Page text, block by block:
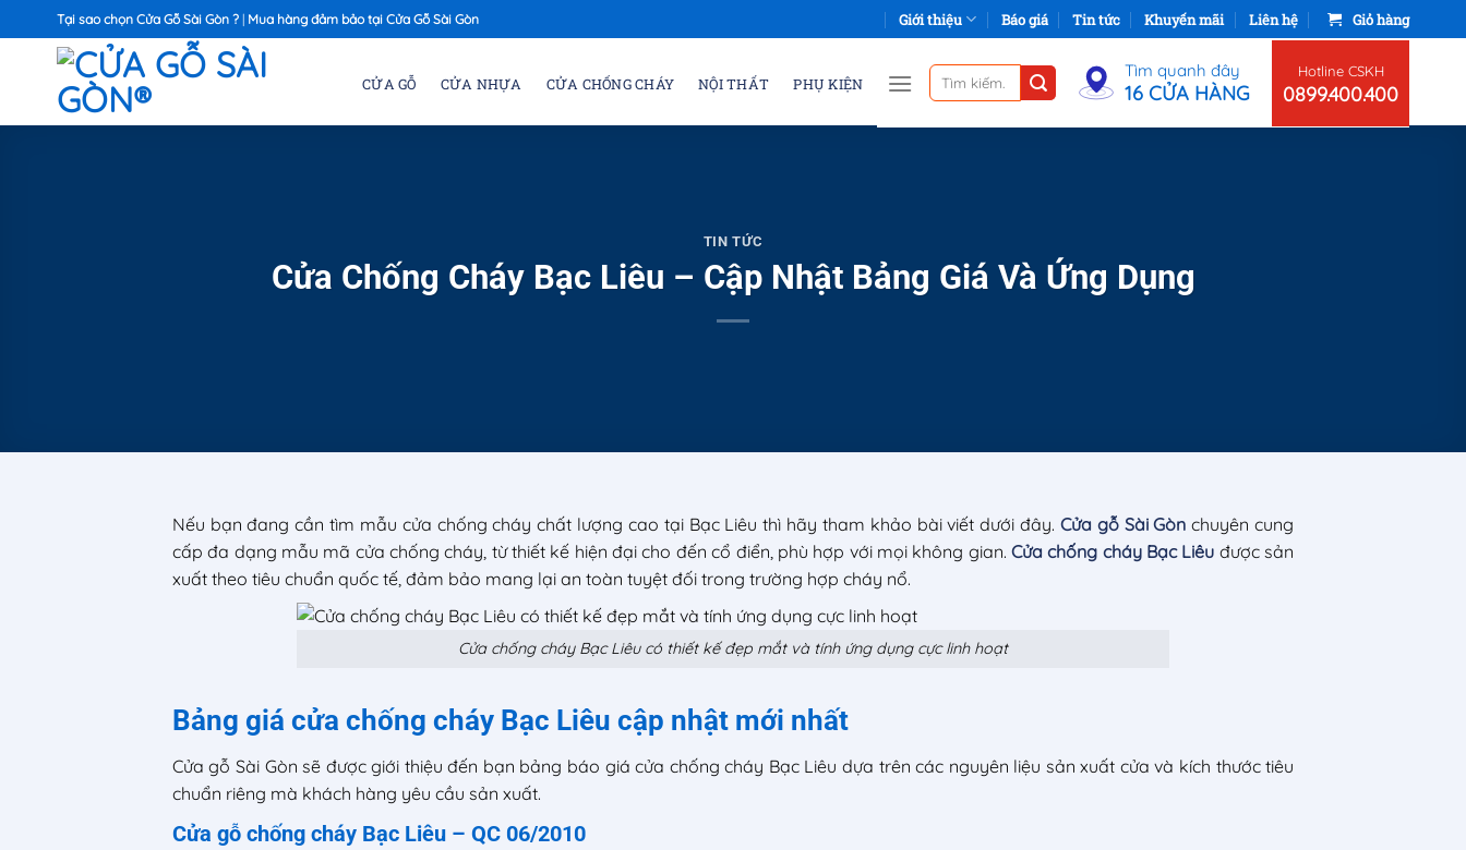
Chuyển
đến
Tại sao chọn Cửa Gỗ Sài Gòn ? | Mua hàng đảm bảo tại Cửa Gỗ Sài Gòn Giới thiệu Báo giá Tin tức Khuyến mãi Liên hệ Giỏ hàng
CỬA GỖ CỬA NHỰA CỬA CHỐNG CHÁY NỘI THẤT PHỤ KIỆN
Tìm
kiếm:
Tìm quanh đây
16 CỬA HÀNG
Hotline CSKH
0899.400.400
TIN TỨC
Cửa Chống Cháy Bạc Liêu – Cập Nhật Bảng Giá Và Ứng Dụng
Nếu bạn đang cần tìm mẫu cửa chống cháy chất lượng cao tại Bạc Liêu thì hãy tham khảo bài viết dưới đây. Cửa gỗ Sài Gòn chuyên cung
cấp đa dạng mẫu mã cửa chống cháy, từ thiết kế hiện đại cho đến cổ điển, phù hợp với mọi không gian.Cửa chống cháy Bạc Liêu được sản
xuất theo tiêu chuẩn quốc tế, đảm bảo mang lại an toàn tuyệt đối trong trường hợp cháy nổ.
Cửa chống cháy Bạc Liêu có thiết kế đẹp mắt và tính ứng dụng cực linh hoạt
Bảng giá cửa chống cháy Bạc Liêu cập nhật mới nhất
Cửa gỗ Sài Gòn sẽ được giới thiệu đến bạn bảng báo giá cửa chống cháy Bạc Liêu dựa trên các nguyên liệu sản xuất cửa và kích thước tiêu
chuẩn riêng mà khách hàng yêu cầu sản xuất.
Cửa gỗ chống cháy Bạc Liêu – QC 06/2010